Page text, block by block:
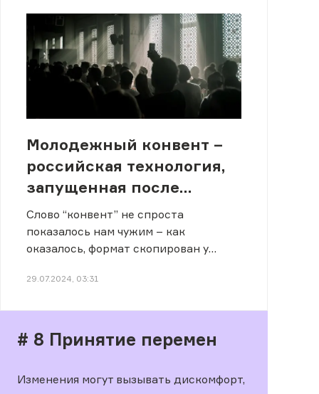
Молодежный конвент –
российская технология,
запущенная после
аннексии Крыма
Слово “конвент” не спроста
показалось нам чужим – как
оказалось, формат скопирован у
29.07.2024, 03:31
# 8 Принятие перемен
Изменения могут вызывать дискомфорт,